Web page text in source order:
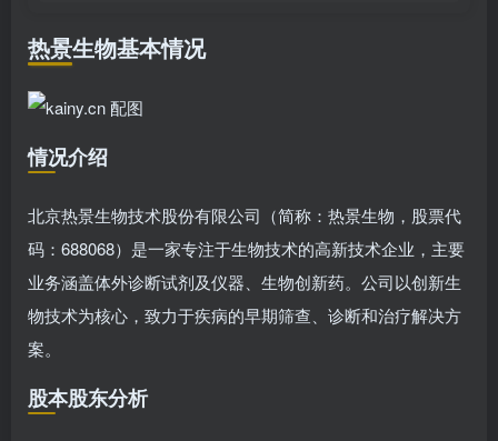
热景生物基本情况
情况介绍
北京热景生物技术股份有限公司（简称：热景生物，股票代
码：688068）是一家专注于生物技术的高新技术企业，主要
业务涵盖体外诊断试剂及仪器、生物创新药。公司以创新生
物技术为核心，致力于疾病的早期筛查、诊断和治疗解决方
案。
股本股东分析